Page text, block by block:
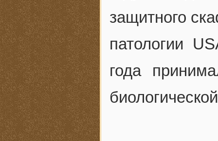
защитного
патологии
года